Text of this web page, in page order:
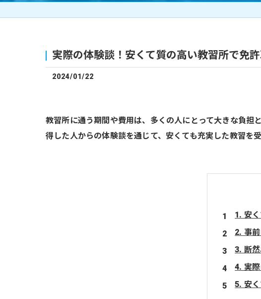
実際の体験談！安くて質の高い教習所で免
2024/01/22
教習所に通う期間や費用は、多くの人にとって大きな負担
得した人からの体験談を通じて、安くても充実した教習を
1. 安
2. 事
3. 断然
4. 実
5. 安